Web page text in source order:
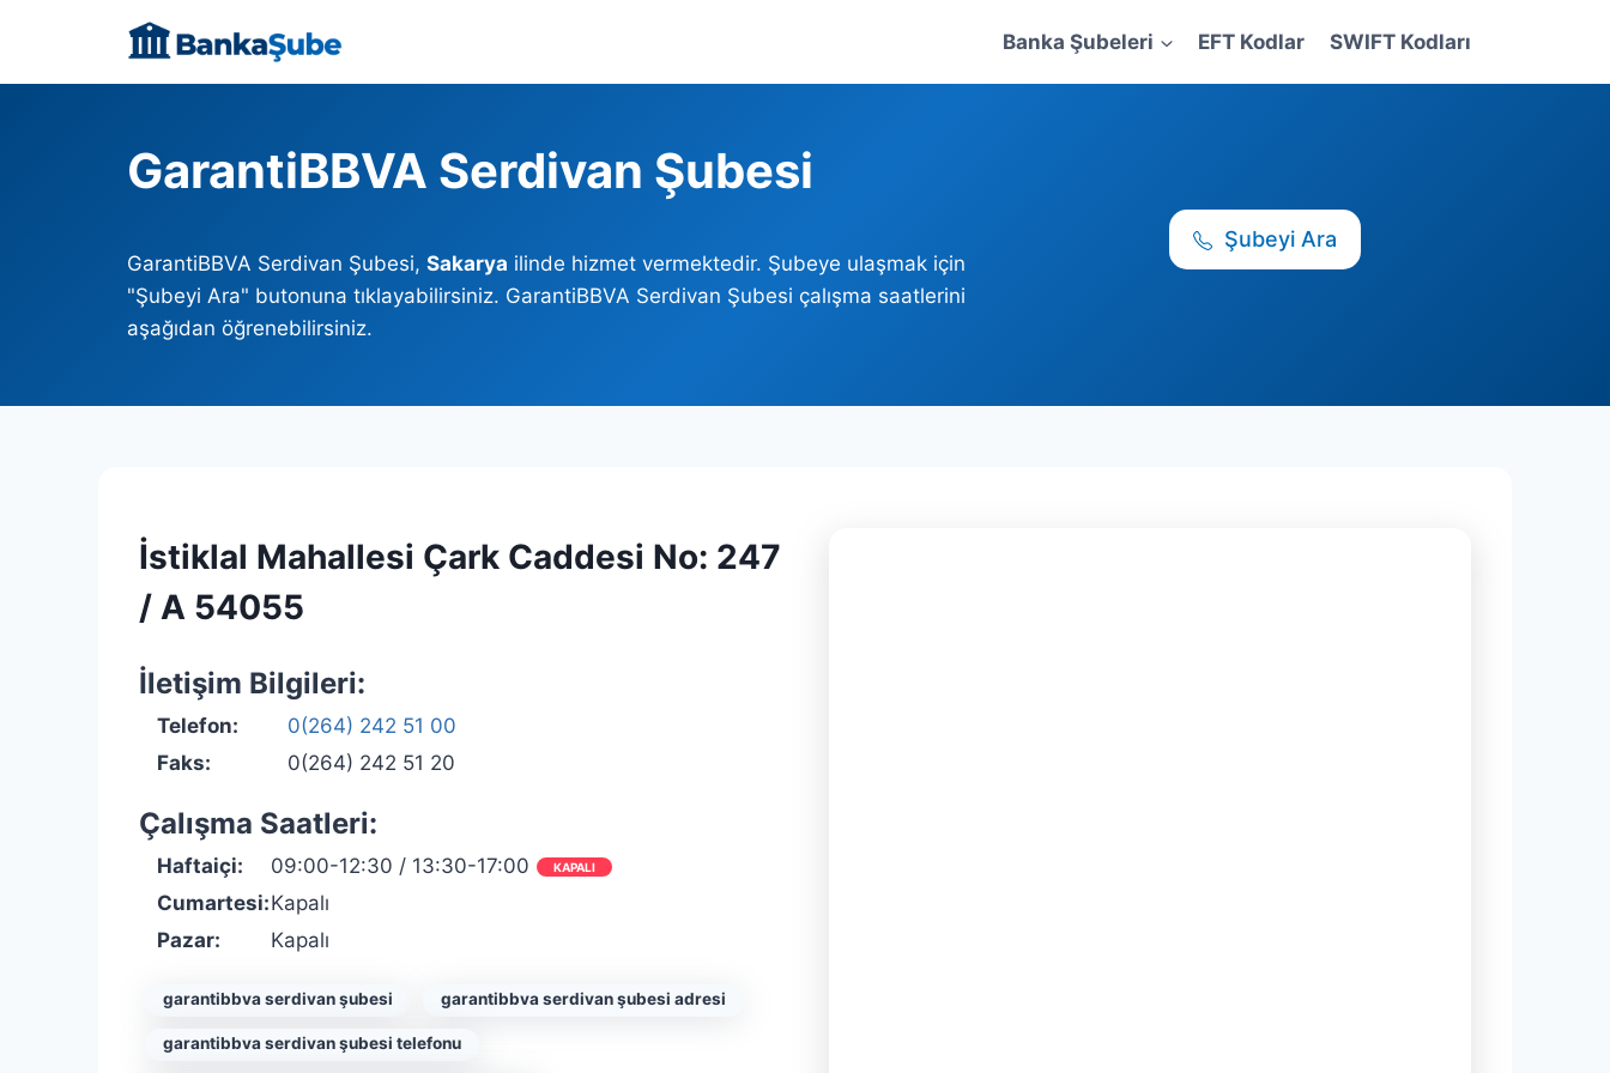
content
Banka Şubeleri EFT Kodlar SWIFT Kodları
GarantiBBVA Serdivan Şubesi
GarantiBBVA Serdivan Şubesi, Sakarya ilinde hizmet vermektedir. Şubeye ulaşmak için
"Şubeyi Ara" butonuna tıklayabilirsiniz. GarantiBBVA Serdivan Şubesi çalışma saatlerini
aşağıdan öğrenebilirsiniz.
Şubeyi Ara
İstiklal Mahallesi Çark Caddesi No: 247
/ A 54055
İletişim Bilgileri:
Telefon:
0(264) 242 51 00
Faks:
0(264) 242 51 20
Çalışma Saatleri:
Haftaiçi: 09:00-12:30 / 13:30-17:00 KAPALI
Cumartesi:Kapalı
Pazar:
Kapalı
garantibbva serdivan şubesi garantibbva serdivan şubesi adresi
garantibbva serdivan şubesi telefonu